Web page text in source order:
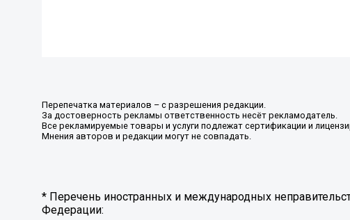
Перепечатка материалов – с разрешения редакции.
За достоверность рекламы ответственность несёт рекламодатель.
Все рекламируемые товары и услуги подлежат сертификации и
Мнения авторов и редакции могут не совпадать.
* Перечень иностранных и международных
Федерации: